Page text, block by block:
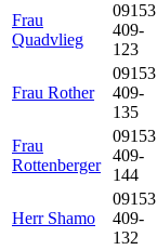
Frau
Quadvlieg
09153
409-
123
Frau Rother
09153
409-
135
Frau
Rottenberger
09153
409-
144
Herr Shamo
09153
409-
132